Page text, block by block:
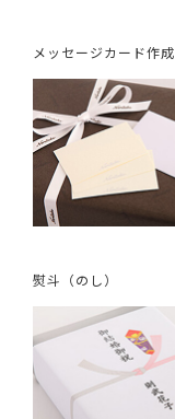
メッセージカード作成
熨斗（のし）